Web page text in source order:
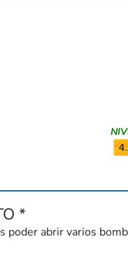
*
poder abrir varios